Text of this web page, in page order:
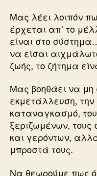
Μας λέει λοιπόν
έρχεται απ’ το
είναι στο
να είσαι
ζωής, το ζήτημα
Μας βοηθάει να μη
εκμετάλλευση, την
καταναγκασμό,
ξεριζωμένων,
και γερόντων,
μπροστά τους.
Να θεωρούμε πως